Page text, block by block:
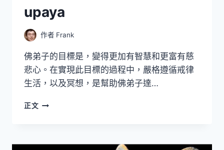
upaya
作者 Frank
佛弟子的目標是，變得更加有智慧和更富有慈
悲心。在實現此目標的過程中，嚴格遵循戒律
生活，以及冥想，是幫助佛弟子達…
正文有
做